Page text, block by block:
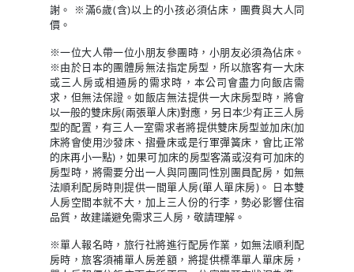
謝。 ※滿6歲(含)以上的小孩必須佔床，團費與大人同
價。
※一位大人帶一位小朋友參團時，小朋友必須為佔床。
※由於日本的團體房無法指定房型，所以旅客有一大床
或三人房或相通房的需求時，本公司會盡力向飯店需
求，但無法保證。如飯店無法提供一大床房型時，將會
以一般的雙床房(兩張單人床)對應，另日本少有正三人房
型的配置，有三人一室需求者將提供雙床房型並加床(加
床將會使用沙發床、摺疊床或是行軍彈簧床，會比正常
的床再小一點)，如果可加床的房型客滿或沒有可加床的
房型時，將需要分出一人與同團同性別團員配房，如無
法順利配房時則提供一間單人房(單人單床房)。 日本雙
人房空間本就不大，加上三人份的行李，勢必影響住宿
品質，故建議避免需求三人房，敬請理解。
※單人報名時，旅行社將進行配房作業，如無法順利配
房時，旅客須補單人房差額，將提供標準單人單床房，